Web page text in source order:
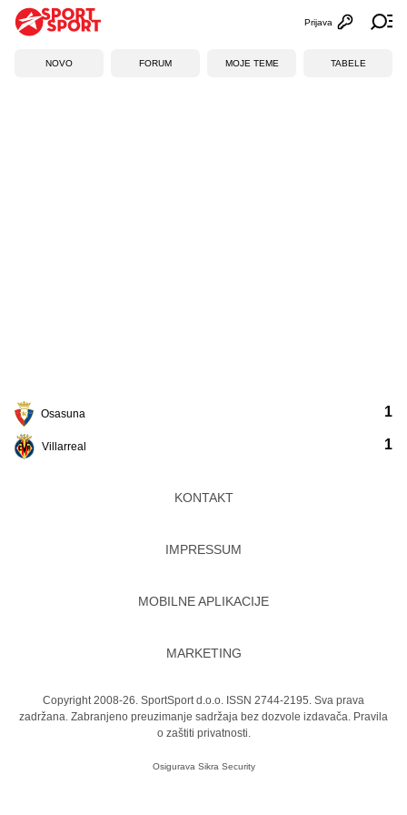
Otvori
Prijava
NOVO FORUM MOJE TEME TABELE
Osasuna
Villarreal
1
1
KONTAKT
IMPRESSUM
MOBILNE APLIKACIJE
MARKETING
Copyright 2008-26. SportSport d.o.o. ISSN 2744-2195. Sva prava
zadržana. Zabranjeno preuzimanje sadržaja bez dozvole izdavača. Pravila
o zaštiti privatnosti.
Osigurava Sikra Security